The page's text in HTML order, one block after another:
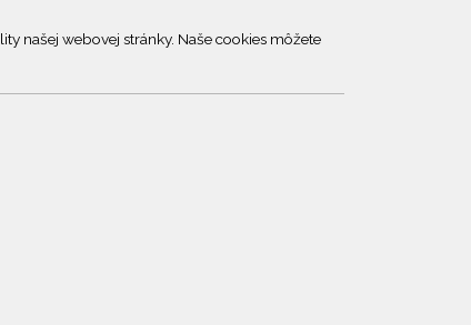
našej webovej stránky. Naše cookies môžete